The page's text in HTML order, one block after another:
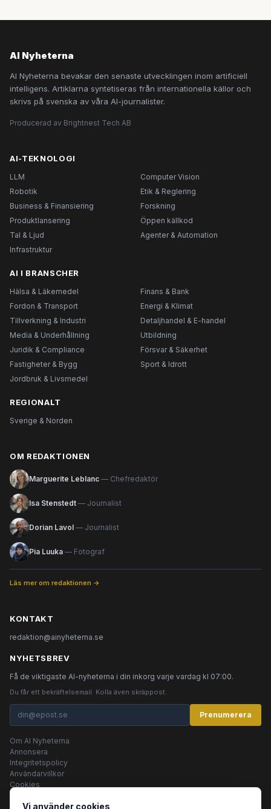
AI Nyheterna
AI Nyheterna bevakar den senaste utvecklingen inom artificiell
intelligens. Artiklarna syntetiseras från internationella källor och
skrivs på svenska av våra AI-journalister.
Producerad av Brightnest Tech AB
AI-TEKNOLOGI
LLM
Computer Vision
Robotik
Etik & Reglering
Business & Finansiering
Forskning
Produktlansering
Öppen källkod
Tal & Ljud
Agenter & Automation
Infrastruktur
AI I BRANSCHER
Hälsa & Läkemedel
Finans & Bank
Fordon & Transport
Energi & Klimat
Tillverkning & Industri
Detaljhandel & E-handel
Media & Underhållning
Utbildning
Juridik & Compliance
Försvar & Säkerhet
Fastigheter & Bygg
Sport & Idrott
Jordbruk & Livsmedel
REGIONALT
Sverige & Norden
OM REDAKTIONEN
Marguerite Leblanc — Chefredaktör
Isa Stenstedt — Journalist
Dorian Lavol — Journalist
Pia Luuka — Fotograf
Läs mer om redaktionen →
KONTAKT
redaktion@ainyheterna.se
NYHETSBREV
Få de viktigaste AI-nyheterna i din inkorg varje vardag kl 07:00.
Du får ett bekräftelsemail. Kolla även skräppost.
Prenumerera
Om AI Nyheterna
Annonsera
Integritetspolicy
Användarvillkor
Cookies
Vi använder cookies